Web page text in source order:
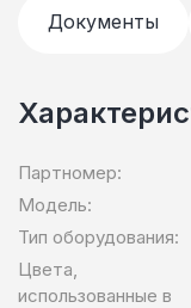
Документы
Партномер:
Модель:
Тип оборудования:
Цвета,
использованные в